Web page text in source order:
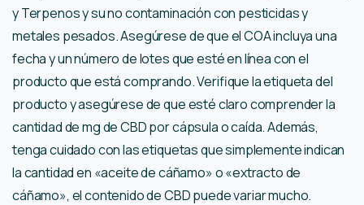
y Terpenos y su no contaminación con pesticidas y
metales pesados. Asegúrese de que el COA incluya una
fecha y un número de lotes que esté en línea con el
producto que está comprando. Verifique la etiqueta del
producto y asegúrese de que esté claro comprender la
cantidad de mg de CBD por cápsula o caída. Además,
tenga cuidado con las etiquetas que simplemente indican
la cantidad en «aceite de cáñamo» o «extracto de
cáñamo», el contenido de CBD puede variar mucho.